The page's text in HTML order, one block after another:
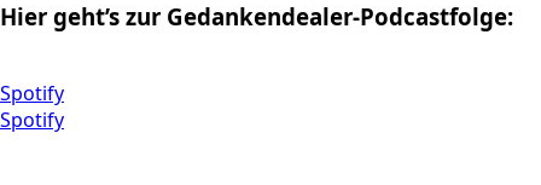
Hier geht’s zur Gedankendealer-Podcastfolge:
Spotify
Spotify